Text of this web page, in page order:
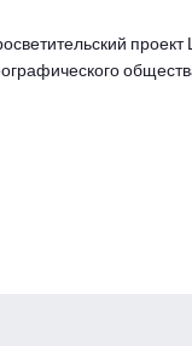
проект